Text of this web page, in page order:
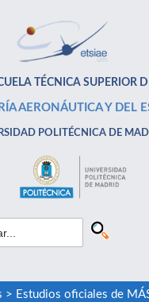
TÉCNICA SUPERIOR
AERONÁUTICA Y DEL
POLITÉCNICA DE
> Estudios oficiales de